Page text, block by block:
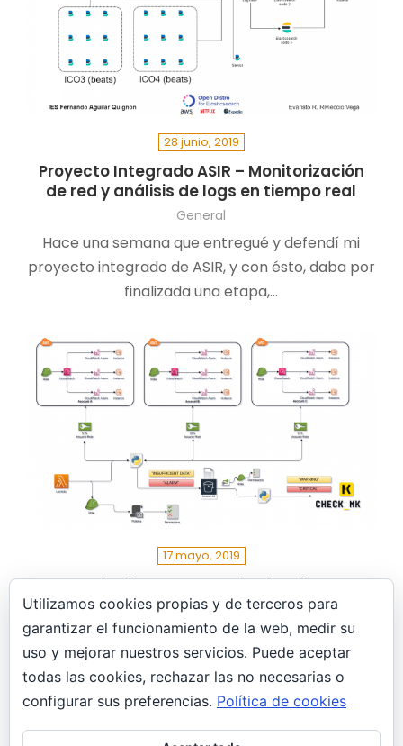
28 junio, 2019
Proyecto Integrado ASIR – Monitorización
de red y análisis de logs en tiempo real
General
Hace una semana que entregué y defendí mi
proyecto integrado de ASIR, y con ésto, daba por
finalizada una etapa,…
17 mayo, 2019
“Monitorizando la monitorización” –
CloudWatch – assume-role y plugin
Check_MK
AWS
En el post de hoy, veremos como implantar un
plugin personalizado en Check_MK, que
monitorizará las alertas de CloudWatch, en un…
Utilizamos cookies propias y de terceros para
garantizar el funcionamiento de la web, medir su
uso y mejorar nuestros servicios. Puede aceptar
todas las cookies, rechazar las no necesarias o
configurar sus preferencias. Política de cookies